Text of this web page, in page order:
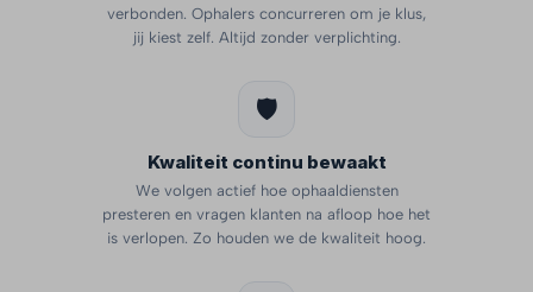
verbonden. Ophalers concurreren om je klus,
jij kiest zelf. Altijd zonder verplichting.
🛡️
Kwaliteit continu bewaakt
We volgen actief hoe ophaaldiensten
presteren en vragen klanten na afloop hoe het
is verlopen. Zo houden we de kwaliteit hoog.